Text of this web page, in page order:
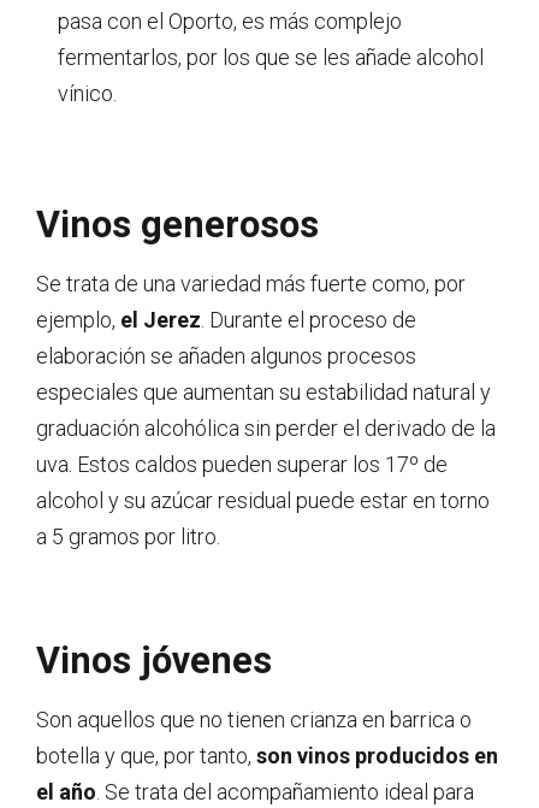
pasa con el Oporto, es más complejo
fermentarlos, por los que se les añade alcohol
vínico.
Vinos generosos
Se trata de una variedad más fuerte como, por
ejemplo, el Jerez . Durante el proceso de
elaboración se añaden algunos procesos
especiales que aumentan su estabilidad natural y
graduación alcohólica sin perder el derivado de la
uva. Estos caldos pueden superar los 17º de
alcohol y su azúcar residual puede estar en torno
a 5 gramos por litro.
Vinos jóvenes
Son aquellos que no tienen crianza en barrica o
botella y que, por tanto, son vinos producidos en
el año . Se trata del acompañamiento ideal para